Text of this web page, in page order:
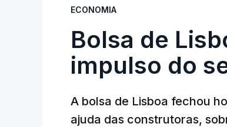
Bolsa de
ECONOMIA
Bolsa de
impulso do
A bolsa de Lisboa fechou
ajuda das construtoras,